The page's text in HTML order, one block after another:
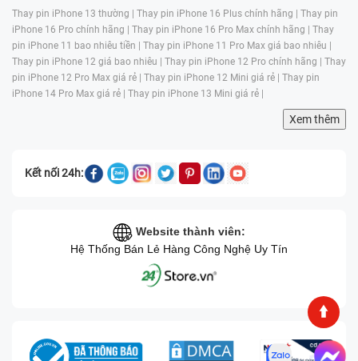
Giá hợp lý, theo sát thị trường
Bạn đang muốnthay màn hình Samsung Galaxy J5 Pro (2017) J530
hãy liên hệ ngay cho chúng tôi quahotline 1900.0213hoặc đến ngay
một trong trung tâm của Bệnh Viện Điện Thoại, Laptop 24hgần nhất
để được hỗ trợ thay thế ngay nhé.
Thay pin iPhone 13 thường | Thay pin iPhone 16 Plus chính hãng | Thay pin
iPhone 16 Pro chính hãng | Thay pin iPhone 16 Pro Max chính hãng | Thay
pin iPhone 11 bao nhiêu tiền | Thay pin iPhone 11 Pro Max giá bao nhiêu |
Thay pin iPhone 12 giá bao nhiêu | Thay pin iPhone 12 Pro chính hãng | Thay
pin iPhone 12 Pro Max giá rẻ | Thay pin iPhone 12 Mini giá rẻ | Thay pin
iPhone 14 Pro Max giá rẻ | Thay pin iPhone 13 Mini giá rẻ |
Xem thêm
Kết nối 24h:
Website thành viên:
Hệ Thống Bán Lẻ Hàng Công Nghệ Uy Tín